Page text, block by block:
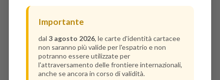
Importante
dal 3 agosto 2026, le carte d'identità cartacee
non saranno più valide per l'espatrio e non
potranno essere utilizzate per
l'attraversamento delle frontiere internazionali,
anche se ancora in corso di validità.